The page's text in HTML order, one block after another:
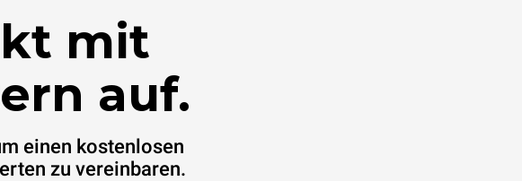
mit
auf.
einen kostenlosen
zu vereinbaren.